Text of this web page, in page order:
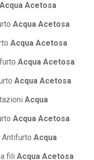
Acqua Acetosa
Acqua Acetosa
Acqua Acetosa
Acqua Acetosa
Acqua Acetosa
Acqua
Acqua Acetosa
Antifurto Acqua
fili Acqua Acetosa